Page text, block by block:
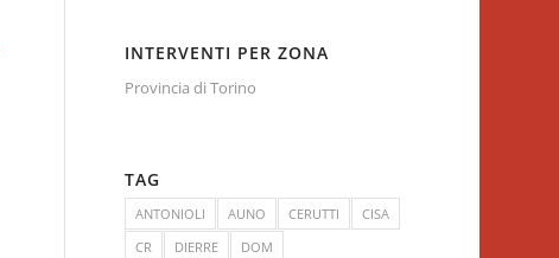
INTERVENTI PER ZONA
Provincia di Torino
TAG
ANTONIOLI AUNO CERUTTI
CISA
CR
DIERRE
DOM